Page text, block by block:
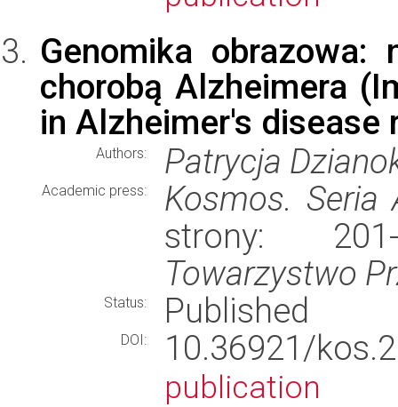
Genomika
chorobą Alzheimera
in Alzheimer's disease
Authors: Patrycja
Academic press:
Kosmos. Seria
strony:
Towarzystwo
Status: Published
DOI: 10.36921/
publication